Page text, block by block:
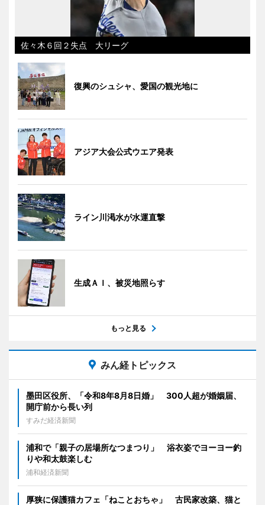
佐々木６回２失点 大リーグ
復興のシュシャ、愛国の観光地に
アジア大会公式ウエア発表
ライン川渇水が水運直撃
生成ＡＩ、被災地照らす
もっと見る
みん経トピックス
墨田区役所、「令和8年8月8日婚」 300人超が婚姻届、
開庁前から長い列
すみだ経済新聞
浦和で「親子の居場所なつまつり」 浴衣姿でヨーヨー釣
りや和太鼓楽しむ
浦和経済新聞
厚狭に保護猫カフェ「ねことおちゃ」 古民家改築、猫と